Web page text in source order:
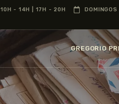
10H - 14H | 17H - 20H
GREGORIO